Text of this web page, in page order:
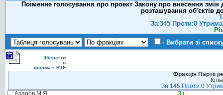
Поіменне голосування про проект Закону про внесення
розташування об'єктів
За:345 Проти:0
- Вибрати зі
Зберегти
в
форматі RTF
Фракція Партії
За:145 Проти:0
Азаров М.Я.
За